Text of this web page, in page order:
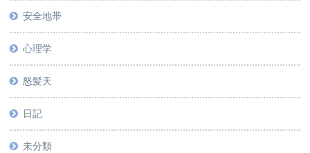
安全地帯
心理学
怒髪天
日記
未分類